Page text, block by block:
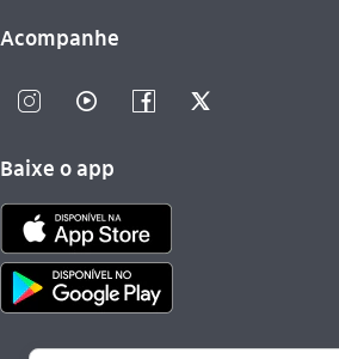
Acompanhe
instagram_outline video_outline facebook_outline twitter_outline
Baixe o app